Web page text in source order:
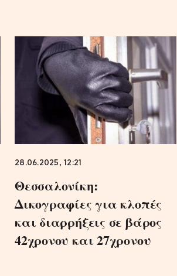
28.06.2025, 12:21
Θεσσαλονίκη:
Δικογραφίες για κλοπές
και διαρρήξεις σε βάρος
42χρονου και 27χρονου